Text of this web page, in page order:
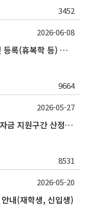
3452
2026학년도 제2학기 등록금 수납 및 등록(휴복학 등) 일정 안내
9664
2026-06-08
2026학년도 2학기 한국장학재단 학자금 지원구간 산정 신청 안내
8531
2026-05-27
내(재학생, 신입생)
2026-05-20